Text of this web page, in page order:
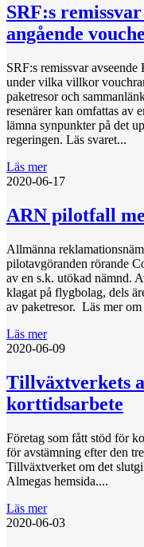
SRF:s
angående
SRF:s remissvar
under vilka villkor
paketresor och
resenärer kan omfattas av
lämna synpunkter på det
regeringen. Läs svaret...
Läs mer
2020-06-17
ARN pilotfall
Allmänna
pilotavgöranden rörande
av en s.k. utökad nämnd.
klagat på flygbolag, dels
av paketresor. Läs mer
Läs mer
2020-06-09
Tillväxtverkets
korttidsarbete
Företag som fått stöd för
för avstämning efter den
Tillväxtverket om det
Almegas hemsida....
Läs mer
2020-06-03